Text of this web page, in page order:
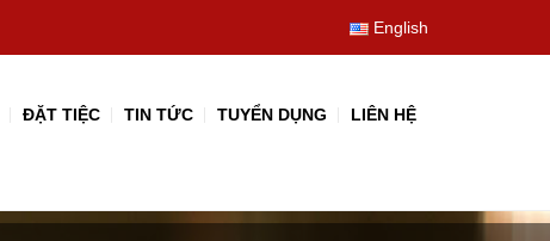
English
ĐẶT TIỆC TIN TỨC TUYỂN DỤNG LIÊN HỆ